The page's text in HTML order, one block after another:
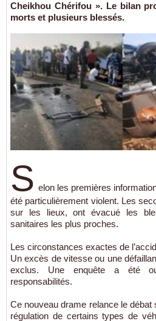
Cheikhou Chérifou ». Le bilan
morts et plusieurs blessés.
S elon les premières
été particulièrement violent. Les
sur les lieux, ont évacué les
sanitaires les plus proches.
Les circonstances exactes de
Un excès de vitesse ou une
exclus. Une enquête a été
responsabilités.
Ce nouveau drame relance le
régulation de certains types de